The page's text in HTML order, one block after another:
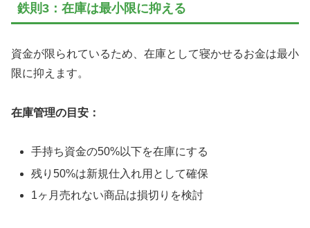
鉄則3：在庫は最小限に抑える
資金が限られているため、在庫として寝かせるお金は最小
限に抑えます。
在庫管理の目安：
手持ち資金の50%以下を在庫にする
残り50%は新規仕入れ用として確保
1ヶ月売れない商品は損切りを検討